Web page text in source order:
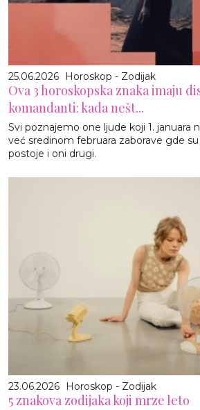
25.06.2026 Horoskop - Zodijak
Ova 3 horoskopska znaka imaju
komandanti: kada nešt...
Svi poznajemo one ljude koji 1. januara
već sredinom februara zaborave gde
postoje i oni drugi.
23.06.2026 Horoskop - Zodijak
5 znakova zodijaka koji mrze leto